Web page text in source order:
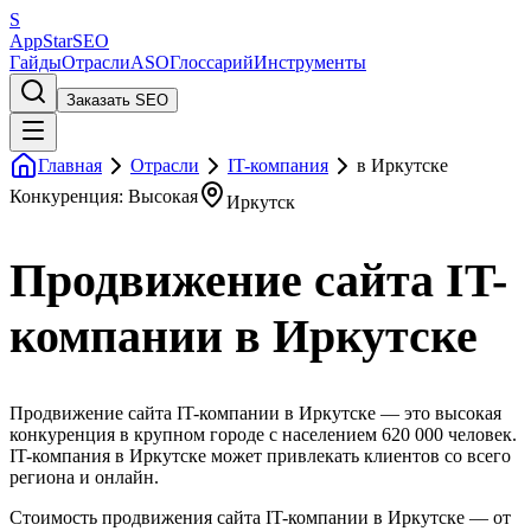
S
AppStarSEO
ГайдыОтраслиASOГлоссарийИнструменты
Заказать SEO
Главная Отрасли IT-компания
в Иркутске
Конкуренция: Высокая
Иркутск
Продвижение сайта IT-
компании в Иркутске
Продвижение сайта IT-компании в Иркутске — это высокая
конкуренция в крупном городе с населением 620 000 человек.
IT-компания в Иркутске может привлекать клиентов со всего
региона и онлайн.
Стоимость продвижения сайта IT-компании в Иркутске — от